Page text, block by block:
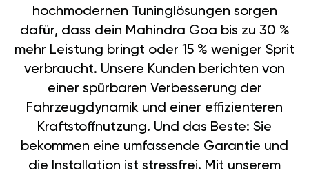
hochmodernen Tuninglösungen sorgen
dafür, dass dein Mahindra Goa bis zu 30 %
mehr Leistung bringt oder 15 % weniger Sprit
verbraucht. Unsere Kunden berichten von
einer spürbaren Verbesserung der
Fahrzeugdynamik und einer effizienteren
Kraftstoffnutzung. Und das Beste: Sie
bekommen eine umfassende Garantie und
die Installation ist stressfrei. Mit unserem